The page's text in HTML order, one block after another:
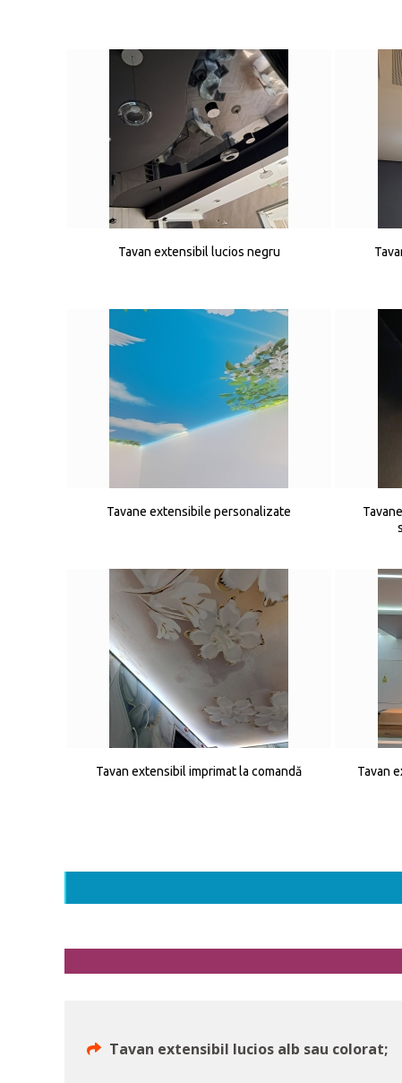
Tavan extensibil lucios negru
Tavane extensibile personalizate
Tavan extensibil imprimat la comandă
Tavan
Tavan extensibil lucios alb sau colorat;